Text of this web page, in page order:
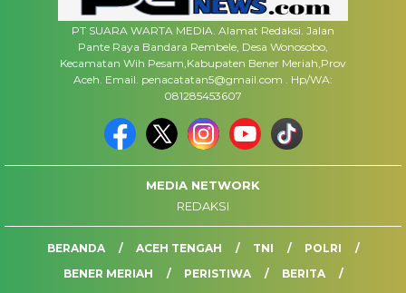
PT SUARA WARTA MEDIA. Alamat Redaksi. Jalan
Pante Raya Bandara Rembele, Desa Wonosobo,
Kecamatan Wih Pesam,Kabupaten Bener Meriah,Prov
Aceh. Email. penacatatan5@gmail.com . Hp/WA:
081285453607
MEDIA NETWORK
REDAKSI
BERANDA ACEH TENGAH TNI
POLRI
BENER MERIAH
PERISTIWA
BERITA